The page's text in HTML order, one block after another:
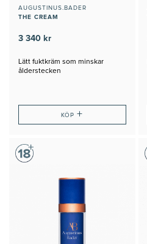
AUGUSTINUS.BADER
THE CREAM
3 340 kr
Lätt fuktkräm som minskar
ålderstecken
KÖP+